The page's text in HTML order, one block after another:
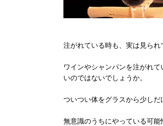
注がれている時も、実は見られ
ワインやシャンパンを注がれ
いのではないでしょうか。
ついつい体をグラスから少しだ
無意識のうちにやっている可能